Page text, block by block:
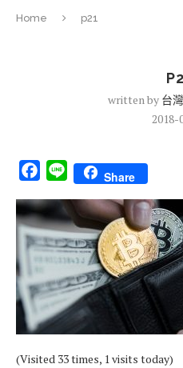
Home p21
written by 台
2018-
Facebook
Line Share
(Visited 33 times, 1 visits today)